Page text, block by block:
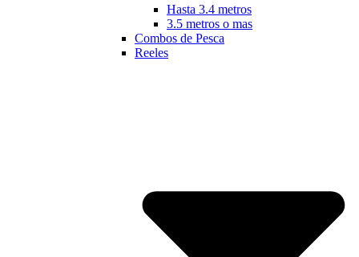
Hasta 3.4 metros
3.5 metros o mas
Combos de Pesca
Reeles